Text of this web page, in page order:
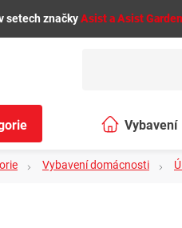
setech značkyAsist a Asist Garden
Vybavení
domácnosti
Vybavení domácnosti